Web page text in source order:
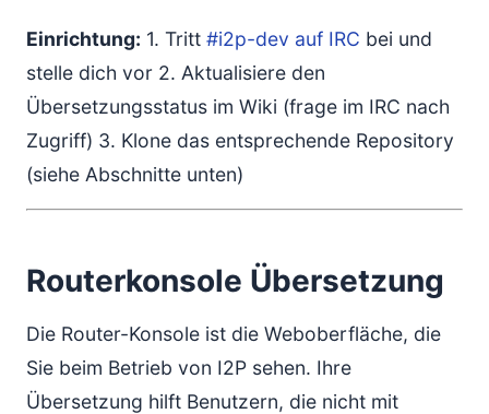
Einrichtung: 1. Tritt #i2p-dev auf IRC bei und
stelle dich vor 2. Aktualisiere den
Übersetzungsstatus im Wiki (frage im IRC nach
Zugriff) 3. Klone das entsprechende Repository
(siehe Abschnitte unten)
Routerkonsole Übersetzung
Die Router-Konsole ist die Weboberfläche, die
Sie beim Betrieb von I2P sehen. Ihre
Übersetzung hilft Benutzern, die nicht mit